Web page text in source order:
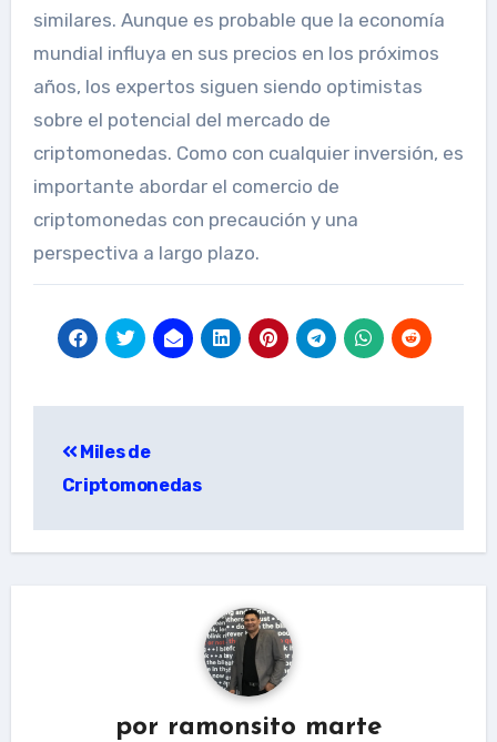
similares. Aunque es probable que la economía
mundial influya en sus precios en los próximos
años, los expertos siguen siendo optimistas
sobre el potencial del mercado de
criptomonedas. Como con cualquier inversión, es
importante abordar el comercio de
criptomonedas con precaución y una
perspectiva a largo plazo.
de
Miles de
Criptomonedas
por ramonsito marte